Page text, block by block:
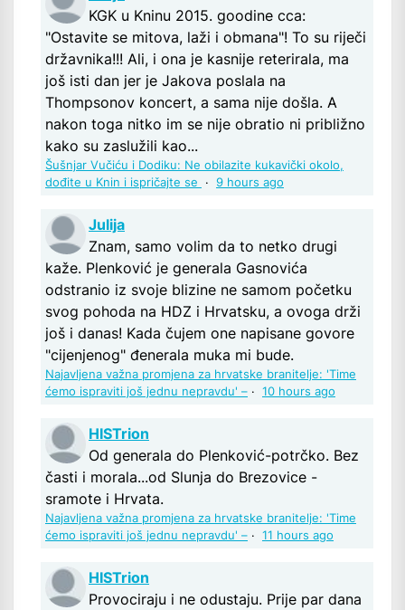
KGK u Kninu 2015. goodine cca:
"Ostavite se mitova, laži i obmana"! To su riječi
državnika!!! Ali, i ona je kasnije reterirala, ma
još isti dan jer je Jakova poslala na
Thompsonov koncert, a sama nije došla. A
nakon toga nitko im se nije obratio ni približno
kako su zaslužili kao...
Šušnjar Vučiću i Dodiku: Ne obilazite kukavički okolo,
dođite u Knin i ispričajte se
· 9 hours ago
Julija
Znam, samo volim da to netko drugi
kaže. Plenković je generala Gasnovića
odstranio iz svoje blizine ne samom početku
svog pohoda na HDZ i Hrvatsku, a ovoga drži
još i danas! Kada čujem one napisane govore
"cijenjenog" đenerala muka mi bude.
Najavljena važna promjena za hrvatske branitelje: 'Time
ćemo ispraviti još jednu nepravdu' – · 10 hours ago
HISTrion
Od generala do Plenković-potrčko. Bez
časti i morala...od Slunja do Brezovice -
sramote i Hrvata.
Najavljena važna promjena za hrvatske branitelje: 'Time
ćemo ispraviti još jednu nepravdu' – · 11 hours ago
HISTrion
Provociraju i ne odustaju. Prije par dana